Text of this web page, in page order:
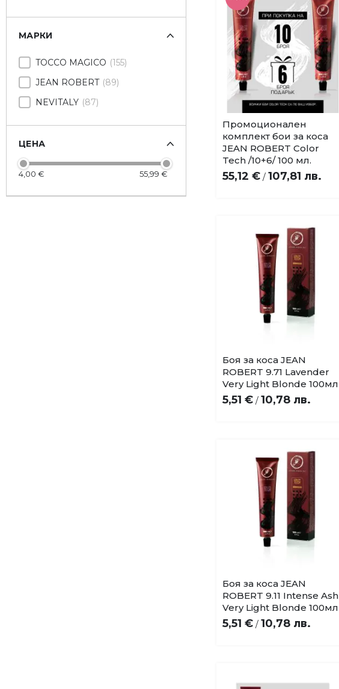
в
любими
Купи
Промоционален
комплект бои за коса
JEAN ROBERT Color
Tech /10+6/ 100 мл.
55,12 € / 107,81 лв.
Добави
в
любими
Купи
Боя за коса JEAN
ROBERT 9.71 Lavender
Very Light Blonde 100мл
5,51 € / 10,78 лв.
Добави
в
любими
Купи
Боя за коса JEAN
ROBERT 9.11 Intense Ash
Very Light Blonde 100мл
5,51 € / 10,78 лв.
МАРКИ
TOCCO MAGICO
155
JEAN ROBERT
89
NEVITALY
87
ЦЕНА
4,00 € 55,99 €